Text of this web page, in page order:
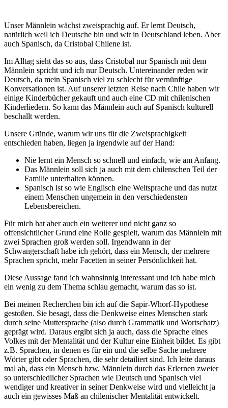
Unser Männlein wächst zweisprachig auf. Er lernt Deutsch,
natürlich weil ich Deutsche bin und wir in Deutschland leben. Aber
auch Spanisch, da Cristobal Chilene ist.
Im Alltag sieht das so aus, dass Cristobal nur Spanisch mit dem
Männlein spricht und ich nur Deutsch. Untereinander reden wir
Deutsch, da mein Spanisch viel zu schlecht für vernünftige
Konversationen ist. Auf unserer letzten Reise nach Chile haben wir
einige Kinderbücher gekauft und auch eine CD mit chilenischen
Kinderliedern. So kann das Männlein auch auf Spanisch kulturell
beschallt werden.
Unsere Gründe, warum wir uns für die Zweisprachigkeit
entschieden haben, liegen ja irgendwie auf der Hand:
Nie lernt ein Mensch so schnell und einfach, wie am Anfang.
Das Männlein soll sich ja auch mit dem chilenschen Teil der
Familie unterhalten können.
Spanisch ist so wie Englisch eine Weltsprache und das nutzt
einem Menschen ungemein in den verschiedensten
Lebensbereichen.
Für mich hat aber auch ein weiterer und nicht ganz so
offensichtlicher Grund eine Rolle gespielt, warum das Männlein mit
zwei Sprachen groß werden soll. Irgendwann in der
Schwangerschaft habe ich gehört, dass ein Mensch, der mehrere
Sprachen spricht, mehr Facetten in seiner Persönlichkeit hat.
Diese Aussage fand ich wahnsinnig interessant und ich habe mich
ein wenig zu dem Thema schlau gemacht, warum das so ist.
Bei meinen Recherchen bin ich auf die Sapir-Whorf-Hypothese
gestoßen. Sie besagt, dass die Denkweise eines Menschen stark
durch seine Muttersprache (also durch Grammatik und Wortschatz)
geprägt wird. Daraus ergibt sich ja auch, dass die Sprache eines
Volkes mit der Mentalität und der Kultur eine Einheit bildet. Es gibt
z.B. Sprachen, in denen es für ein und die selbe Sache mehrere
Wörter gibt oder Sprachen, die sehr detailiert sind. Ich leite daraus
mal ab, dass ein Mensch bzw. Männlein durch das Erlernen zweier
so unterschiedlicher Sprachen wie Deutsch und Spanisch viel
wendiger und kreativer in seiner Denkweise wird und vielleicht ja
auch ein gewisses Maß an chilenischer Mentalität entwickelt.